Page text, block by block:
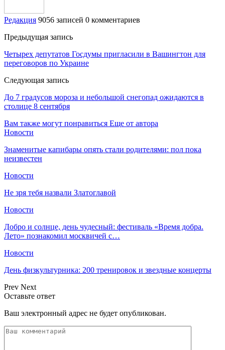
Редакция 9056 записей 0 комментариев
Предыдущая запись
Четырех депутатов Госдумы пригласили в Вашингтон для
переговоров по Украине
Следующая запись
До 7 градусов мороза и небольшой снегопад ожидаются в
столице 8 сентября
Вам также могут понравиться Еще от автора
Новости
Знаменитые капибары опять стали родителями: пол пока
неизвестен
Новости
Не зря тебя назвали Златоглавой
Новости
Добро и солнце, день чудесный: фестиваль «Время добра.
Лето» познакомил москвичей с…
Новости
День физкультурника: 200 тренировок и звездные концерты
Prev Next
Оставьте ответ
Ваш электронный адрес не будет опубликован.